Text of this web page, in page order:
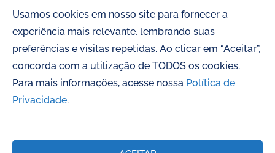
Usamos cookies em nosso site para fornecer a
experiência mais relevante, lembrando suas
preferências e visitas repetidas. Ao clicar em “Aceitar”,
concorda com a utilização de TODOS os cookies.
Para mais informações, acesse nossa Política de
Privacidade.
EDUCADORES PROJETOS